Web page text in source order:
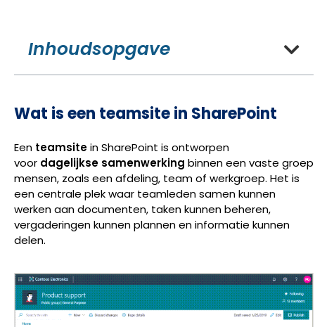
Inhoudsopgave
Wat is een teamsite in SharePoint
Een teamsitein SharePoint is ontworpen
voor dagelijkse samenwerking binnen een vaste groep
mensen, zoals een afdeling, team of werkgroep. Het is
een centrale plek waar teamleden samen kunnen
werken aan documenten, taken kunnen beheren,
vergaderingen kunnen plannen en informatie kunnen
delen.